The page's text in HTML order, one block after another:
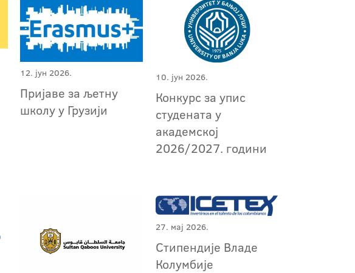
12. јун 2026.
Пријаве за љетну
школу у Грузији
10. јун 2026.
Конкурс за упис
студената у
академској
2026/2027. години
27. мај 2026.
Стипендије Владе
Колумбије